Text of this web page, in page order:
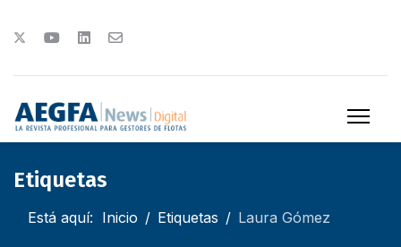
Etiquetas
Está aquí: Inicio Etiquetas Laura Gómez